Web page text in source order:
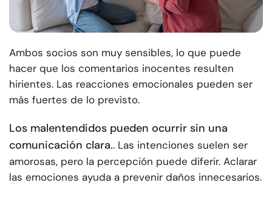
Ambos socios son muy sensibles, lo que puede
hacer que los comentarios inocentes resulten
hirientes. Las reacciones emocionales pueden ser
más fuertes de lo previsto.
Los malentendidos pueden ocurrir sin una
comunicación clara.. Las intenciones suelen ser
amorosas, pero la percepción puede diferir. Aclarar
las emociones ayuda a prevenir daños innecesarios.